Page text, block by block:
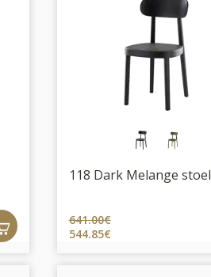
118 Dark Melange stoel
641.00€
544.85€